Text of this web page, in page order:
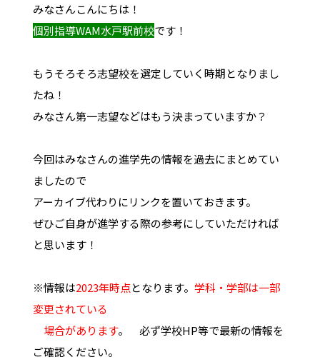
みなさんこんにちは！
個別指導WAM水戸駅前校です！
もうそろそろ志望校を選定していく時期となりまし
たね！
みなさん第一志望などはもう決まっていますか？
今回はみなさんの進学先の情報を過去にまとめてい
ましたので
アーカイブ代わりにリンクを置いておきます。
ぜひご自身が進学する際の参考にしていただければ
と思います！
※情報は2023年時点となります。 学科・学部は一部
変更されている
場合があります。 必ず学校HP等で最新の情報を
ご確認ください。